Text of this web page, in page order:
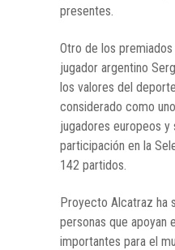
presentes.
Otro de los
jugador argentino
los valores del
considerado como
jugadores europeos y
participación en la
142 partidos.
Proyecto Alcatraz ha
personas que apoyan
importantes para el